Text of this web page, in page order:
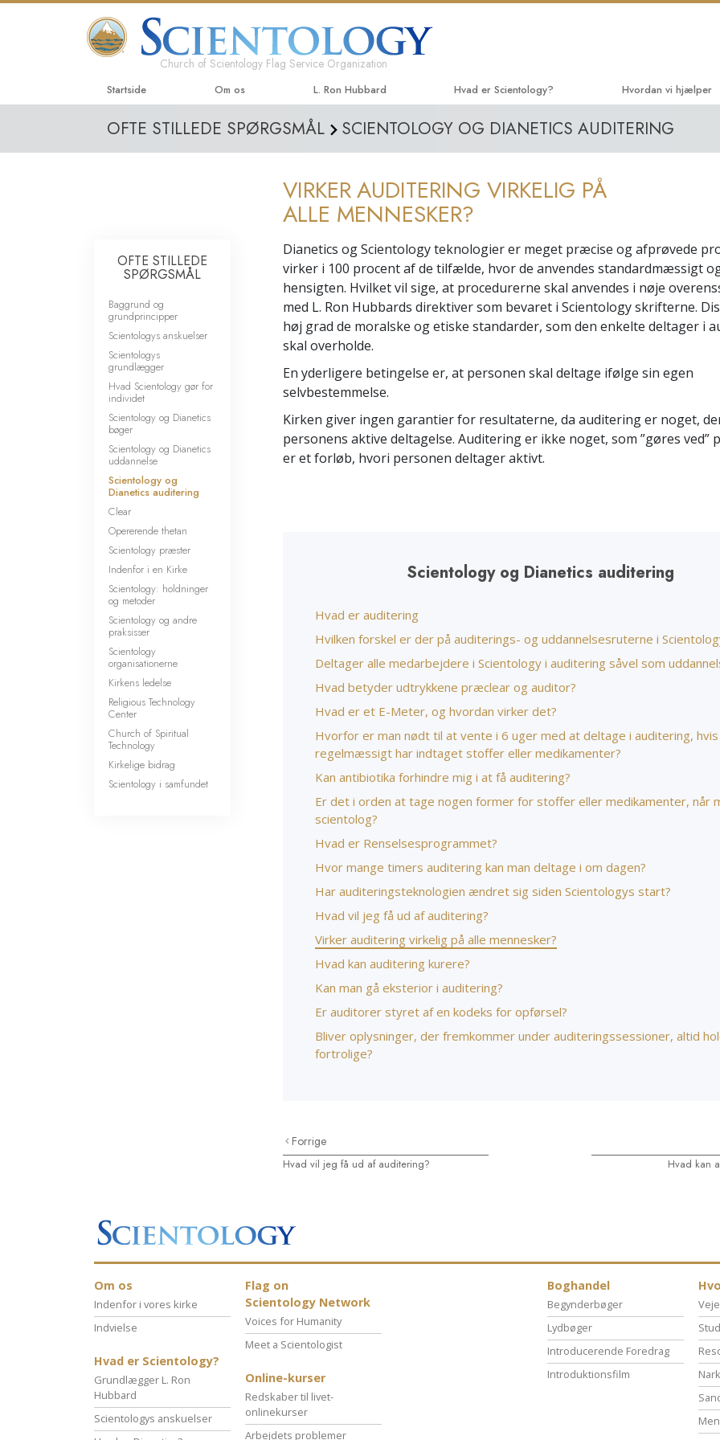
Church of Scientology Flag Service Organization
Startside Om os L. Ron Hubbard Hvad er Scientology?
Anskuelser og udøvelser
Hvad scientologer siger
om Scientology
Indenfor i en Kirke
De grundlæggende principper
i Scientology
Kærlighed og had –
Hvad er storhed?
Hvordan vi hjælper
Vejen til lykke
Sandheden om
United for
Medborgernes
kommission
Scientology Kirkens
Hjælpere
OFTE STILLEDE SPØRGSMÅL SCIENTOLOGY OG DIANETICS AUDITERING
VIRKER AUDITERING VIRKELIG PÅ
ALLE MENNESKER?
Dianetics og Scientology teknologier er meget præcise og afprøvede
virker i 100 procent af de tilfælde, hvor de anvendes standardmæssigt
hensigten. Hvilket vil sige, at procedurerne skal anvendes i nøje
med L. Ron Hubbards direktiver som bevaret i Scientology skrifterne.
høj grad de moralske og etiske standarder, som den enkelte deltager i
skal overholde.
En yderligere betingelse er, at personen skal deltage ifølge sin egen
selvbestemmelse.
Kirken giver ingen garantier for resultaterne, da auditering er noget,
personens aktive deltagelse. Auditering er ikke noget, som ”gøres ved”
er et forløb, hvori personen deltager aktivt.
Scientology og Dianetics auditering
Hvad er auditering
Hvilken forskel er der på auditerings- og uddannelsesruterne i
Deltager alle medarbejdere i Scientology i auditering såvel som
Hvad betyder udtrykkene præclear og auditor?
Hvad er et E-Meter, og hvordan virker det?
Hvorfor er man nødt til at vente i 6 uger med at deltage i auditering, hvis
regelmæssigt har indtaget stoffer eller medikamenter?
Kan antibiotika forhindre mig i at få auditering?
Er det i orden at tage nogen former for stoffer eller medikamenter, når
scientolog?
Hvad er Renselsesprogrammet?
Hvor mange timers auditering kan man deltage i om dagen?
Har auditeringsteknologien ændret sig siden Scientologys start?
Hvad vil jeg få ud af auditering?
Virker auditering virkelig på alle mennesker?
Hvad kan auditering kurere?
Kan man gå eksterior i auditering?
Er auditorer styret af en kodeks for opførsel?
Bliver oplysninger, der fremkommer under auditeringssessioner, altid
fortrolige?
Forrige
Hvad vil jeg få ud af auditering? Hvad kan
OFTE STILLEDE
SPØRGSMÅL
Baggrund og
grundprincipper
Scientologys anskuelser
Scientologys
grundlægger
Hvad Scientology gør for
individet
Scientology og Dianetics
bøger
Scientology og Dianetics
uddannelse
Scientology og
Dianetics auditering
Clear
Opererende thetan
Scientology præster
Indenfor i en Kirke
Scientology: holdninger
og metoder
Scientology og andre
praksisser
Scientology
organisationerne
Kirkens ledelse
Religious Technology
Center
Church of Spiritual
Technology
Kirkelige bidrag
Scientology i samfundet
Om os
Indenfor i vores kirke
Indvielse
Hvad er Scientology?
Grundlægger L. Ron
Hubbard
Scientologys anskuelser
Flag on
Scientology Network
Voices for Humanity
Meet a Scientologist
Online-kurser
Redskaber til livet-
onlinekurser
Arbejdets problemer
Boghandel
Begynderbøger
Lydbøger
Introducerende Foredrag
Introduktionsfilm